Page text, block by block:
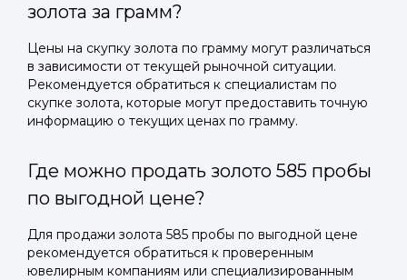
золота за грамм?
Цены на скупку золота по грамму могут различаться
в зависимости от текущей рыночной ситуации.
Рекомендуется обратиться к специалистам по
скупке золота, которые могут предоставить точную
информацию о текущих ценах по грамму.
Где можно продать золото 585 пробы
по выгодной цене?
Для продажи золота 585 пробы по выгодной цене
рекомендуется обратиться к проверенным
ювелирным компаниям или специализированным